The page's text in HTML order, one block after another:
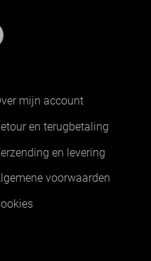
mijn account
en terugbetaling
en levering
voorwaarden